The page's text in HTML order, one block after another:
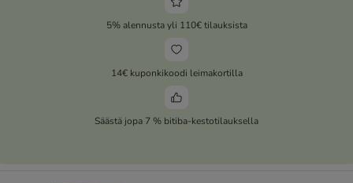
5% alennusta yli 110€ tilauksista
14€ kuponkikoodi leimakortilla
Säästä jopa 7 % bitiba-kestotilauksella